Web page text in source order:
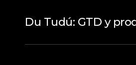
Du Tudú: GTD y